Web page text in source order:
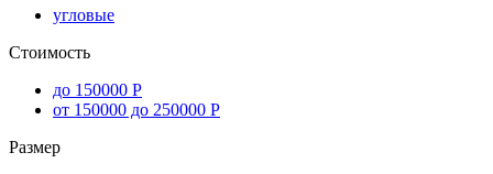
угловые
Стоимость
до 150000 Р
от 150000 до 250000 Р
Размер